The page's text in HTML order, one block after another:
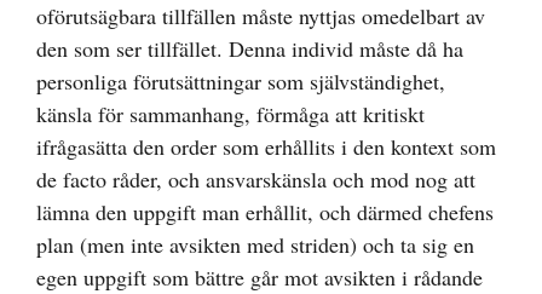
oförutsägbara tillfällen måste nyttjas omedelbart av
den som ser tillfället. Denna individ måste då ha
personliga förutsättningar som självständighet,
känsla för sammanhang, förmåga att kritiskt
ifrågasätta den order som erhållits i den kontext som
de facto råder, och ansvarskänsla och mod nog att
lämna den uppgift man erhållit, och därmed chefens
plan (men inte avsikten med striden) och ta sig en
egen uppgift som bättre går mot avsikten i rådande